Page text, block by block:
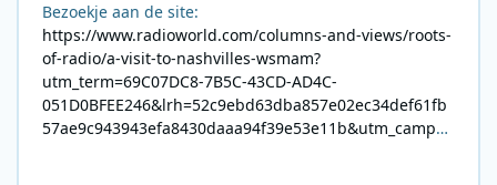
Bezoekje aan de site:
https://www.radioworld.com/columns-and-views/roots-
of-radio/a-visit-to-nashvilles-wsmam?
utm_term=69C07DC8-7B5C-43CD-AD4C-
051D0BFEE246&lrh=52c9ebd63dba857e02ec34def61fb
57ae9c943943efa8430daaa94f39e53e11b&utm_campai